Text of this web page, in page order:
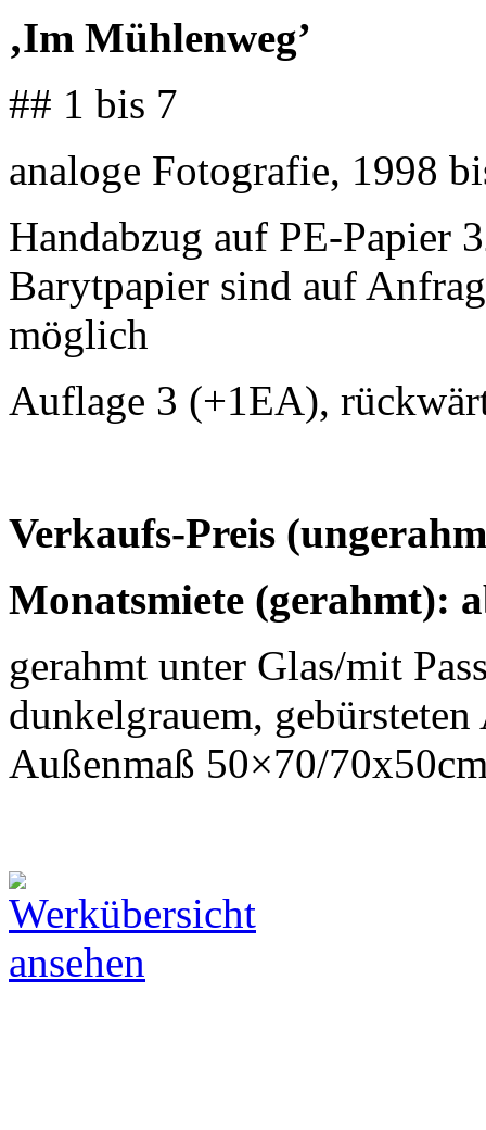
‚Im Mühlenweg’
## 1 bis 7
analoge Fotografie, 1998
Handabzug auf PE-Papier
Barytpapier sind auf
möglich
Auflage 3 (+1EA),
Verkaufs-Preis
Monatsmiete (gerahmt):
gerahmt unter Glas/mit
dunkelgrauem,
Außenmaß 50×70/